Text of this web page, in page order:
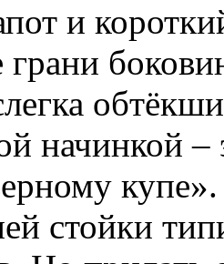
и
начинкой –
стойки